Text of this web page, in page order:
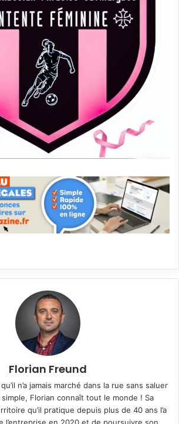
Florian Freund
n’a jamais marché dans la rue sans saluer
simple, Florian connaît tout le monde ! Sa
qu’il pratique depuis plus de 40 ans l’a